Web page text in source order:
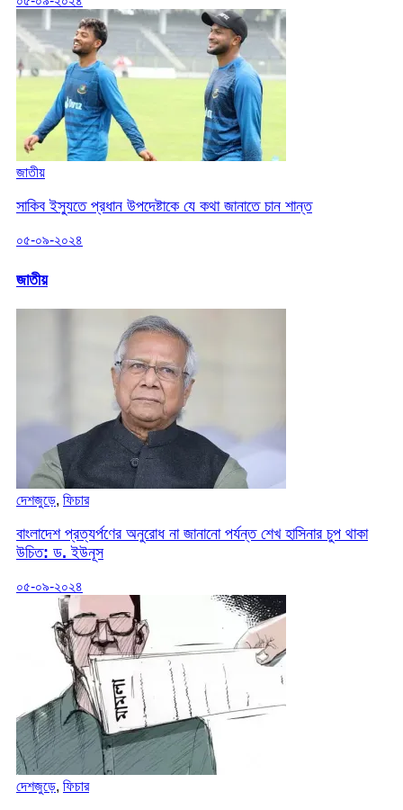
জাতীয়
সাকিব ইস্যুতে প্রধান উপদেষ্টাকে যে কথা জানাতে চান শান্ত
০৫-০৯-২০২৪
জাতীয়
দেশজুড়ে, ফিচার
বাংলাদেশ প্রত্যর্পণের অনুরোধ না জানানো পর্যন্ত শেখ হাসিনার চুপ থাকা
উচিত: ড. ইউনূস
০৫-০৯-২০২৪
দেশজুড়ে, ফিচার